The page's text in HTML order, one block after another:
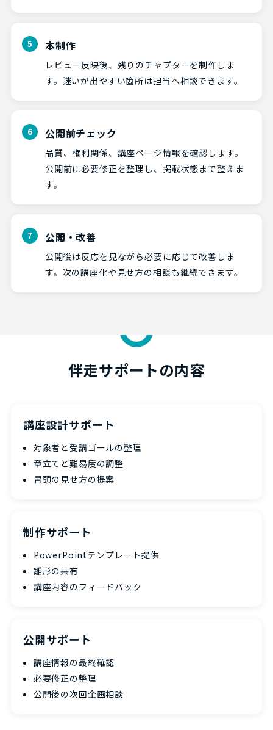
本制作
レビュー反映後、残りのチャプターを制作しま
す。迷いが出やすい箇所は担当へ相談できます。
公開前チェック
品質、権利関係、講座ページ情報を確認します。
公開前に必要修正を整理し、掲載状態まで整えま
す。
公開・改善
公開後は反応を見ながら必要に応じて改善しま
す。次の講座化や見せ方の相談も継続できます。
伴走サポートの内容
講座設計サポート
対象者と受講ゴールの整理
章立てと難易度の調整
冒頭の見せ方の提案
制作サポート
PowerPointテンプレート提供
雛形の共有
講座内容のフィードバック
公開サポート
講座情報の最終確認
必要修正の整理
公開後の次回企画相談